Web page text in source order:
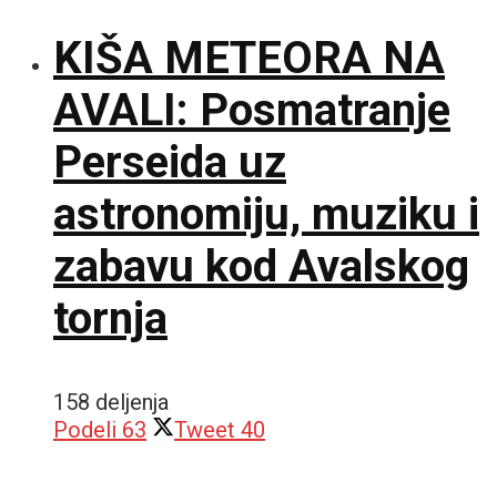
KIŠA METEORA NA
AVALI: Posmatranje
Perseida uz
astronomiju, muziku i
zabavu kod Avalskog
tornja
158 deljenja
Podeli 63 Tweet 40